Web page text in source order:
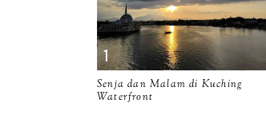
Senja dan Malam di Kuching
Waterfront